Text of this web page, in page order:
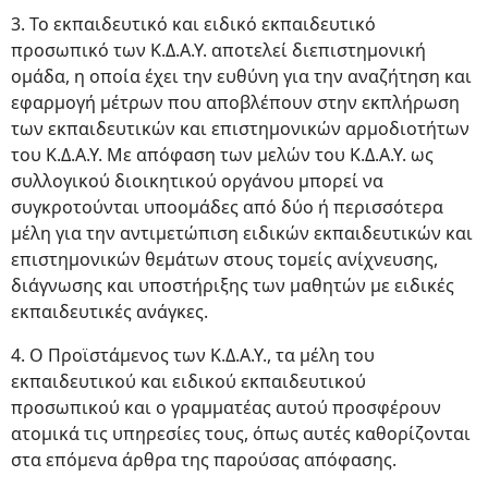
3. Το εκπαιδευτικό και ειδικό εκπαιδευτικό
προσωπικό των Κ.Δ.Α.Υ. αποτελεί διεπιστημονική
ομάδα, η οποία έχει την ευθύνη για την αναζήτηση και
εφαρμογή μέτρων που αποβλέπουν στην εκπλήρωση
των εκπαιδευτικών και επιστημονικών αρμοδιοτήτων
του Κ.Δ.Α.Υ. Με απόφαση των μελών του Κ.Δ.Α.Υ. ως
συλλογικού διοικητικού οργάνου μπορεί να
συγκροτούνται υποομάδες από δύο ή περισσότερα
μέλη για την αντιμετώπιση ειδικών εκπαιδευτικών και
επιστημονικών θεμάτων στους τομείς ανίχνευσης,
διάγνωσης και υποστήριξης των μαθητών με ειδικές
εκπαιδευτικές ανάγκες.
4. Ο Προϊστάμενος των Κ.Δ.Α.Υ., τα μέλη του
εκπαιδευτικού και ειδικού εκπαιδευτικού
προσωπικού και ο γραμματέας αυτού προσφέρουν
ατομικά τις υπηρεσίες τους, όπως αυτές καθορίζονται
στα επόμενα άρθρα της παρούσας απόφασης.